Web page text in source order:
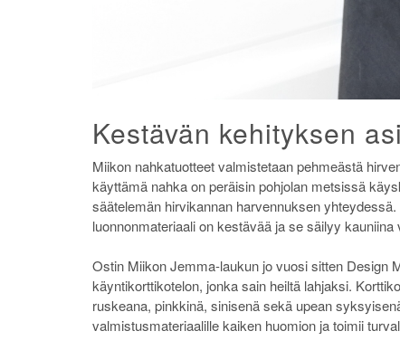
Kestävän kehityksen
Miikon nahkatuotteet valmistetaan pehmeästä
käyttämä nahka on peräisin pohjolan metsissä
säätelemän hirvikannan harvennuksen
luonnonmateriaali on kestävää ja se säilyy kauniina
Ostin Miikon Jemma-laukun jo vuosi sitten Design
käyntikorttikotelon, jonka sain heiltä lahjaksi.
ruskeana, pinkkinä, sinisenä sekä upean
valmistusmateriaalille kaiken huomion ja toimii